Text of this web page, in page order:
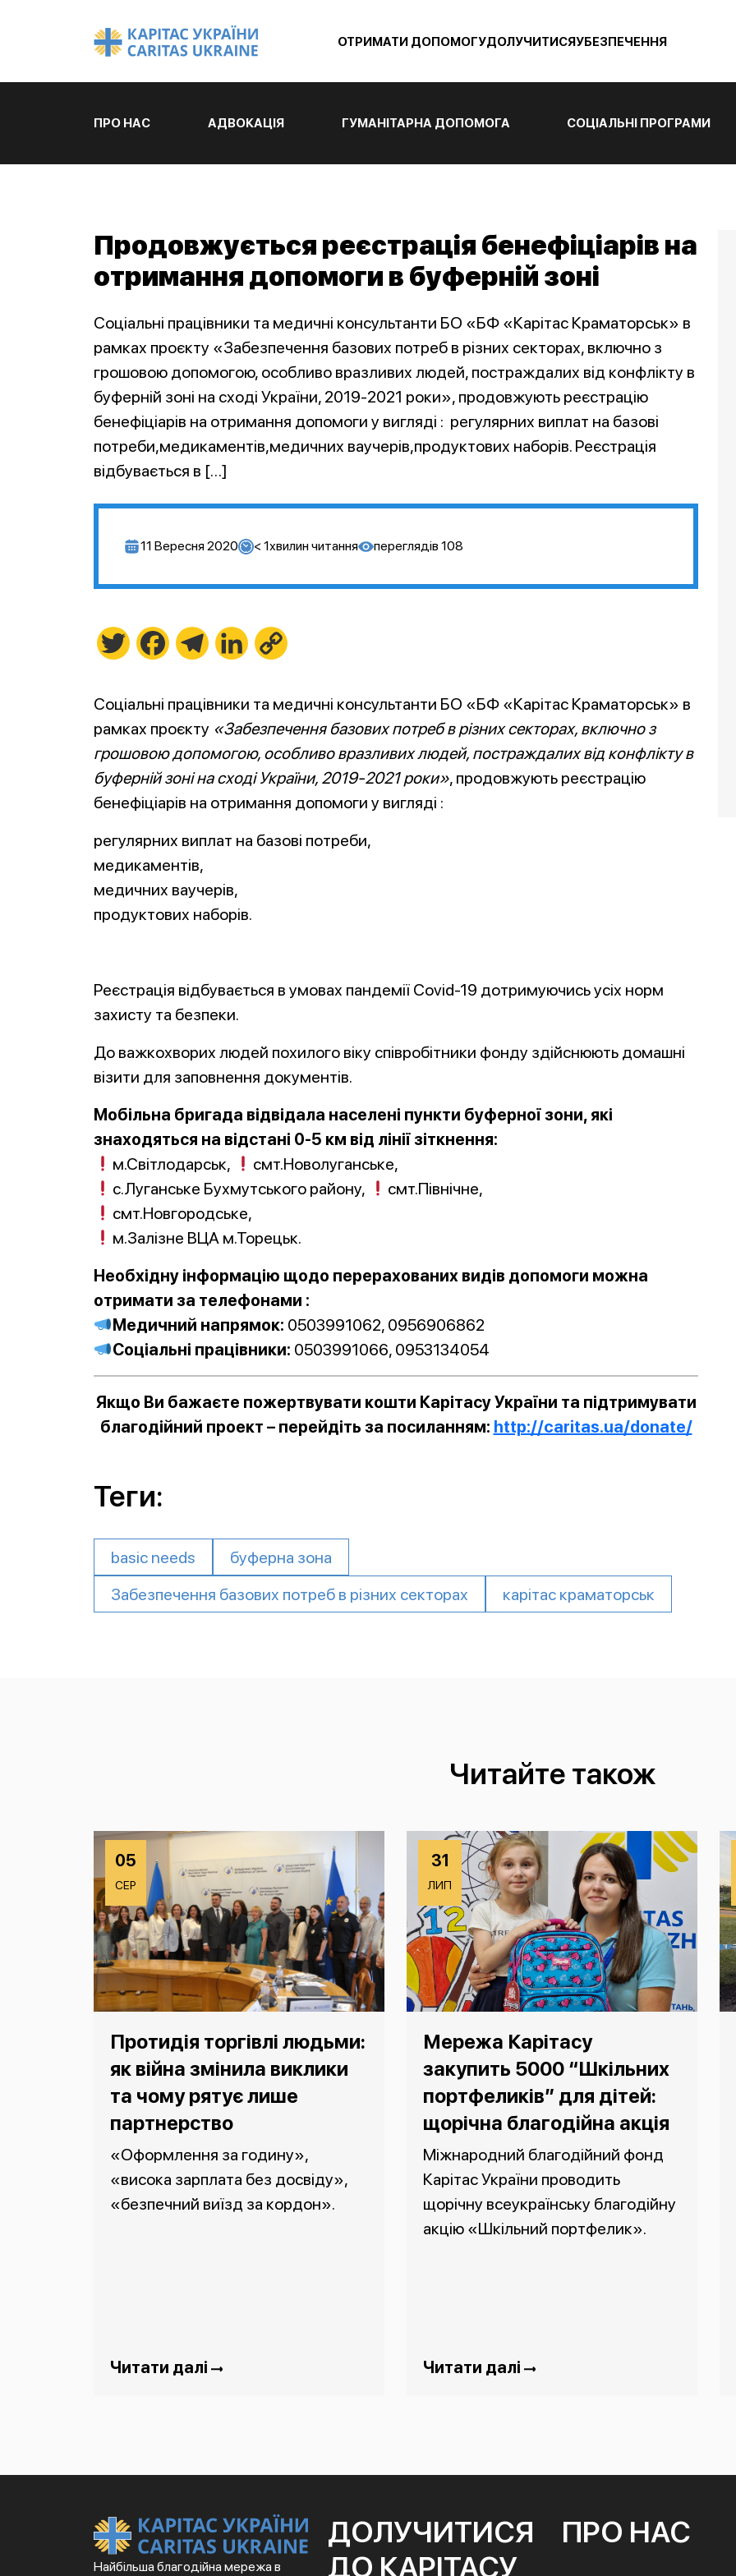
ОТРИМАТИ ДОПОМОГУДОЛУЧИТИСЯУБЕЗПЕЧЕННЯ
ПРО НАС АДВОКАЦІЯ ГУМАНІТАРНА ДОПОМОГА СОЦІАЛЬНІ ПРОГРАМИ
Продовжується реєстрація бенефіціарів на
отримання допомоги в буферній зоні
Соціальні працівники та медичні консультанти БО «БФ «Карітас Краматорськ» в
рамках проєкту «Забезпечення базових потреб в різних секторах, включно з
грошовою допомогою, особливо вразливих людей, постраждалих від конфлікту в
буферній зоні на сході України, 2019-2021 роки», продовжують реєстрацію
бенефіціарів на отримання допомоги у вигляді : регулярних виплат на базові
потреби,медикаментів,медичних ваучерів,продуктових наборів. Реєстрація
відбувається в […]
11 Вересня 2020 < 1хвилин читання переглядів 108
Twitter FacebookTelegramLinkedIn
Соціальні працівники та медичні консультанти БО «БФ «Карітас Краматорськ» в
рамках проєкту «Забезпечення базових потреб в різних секторах, включно з
грошовою допомогою, особливо вразливих людей, постраждалих від конфлікту в
буферній зоні на сході України, 2019-2021 роки», продовжують реєстрацію
бенефіціарів на отримання допомоги у вигляді :
регулярних виплат на базові потреби,
медикаментів,
медичних ваучерів,
продуктових наборів.
Реєстрація відбувається в умовах пандемії Covid-19 дотримуючись усіх норм
захисту та безпеки.
До важкохворих людей похилого віку співробітники фонду здійснюють домашні
візити для заповнення документів.
Мобільна бригада відвідала населені пункти буферної зони, які
знаходяться на відстані 0-5 км від лінії зіткнення:
м.Світлодарськ,
смт.Новолуганське,
с.Луганське Бухмутського району,
смт.Північне,
смт.Новгородське,
м.Залізне ВЦА м.Торецьк.
Необхідну інформацію щодо перерахованих видів допомоги можна
отримати за телефонами :
Медичний напрямок: 0503991062, 0956906862
Соціальні працівники: 0503991066, 0953134054
Якщо Ви бажаєте пожертвувати кошти Карітасу України та підтримувати
благодійний проект – перейдіть за посиланням: http://caritas.ua/donate/
Теги:
basic needs
буферна зона
Забезпечення базових потреб в різних секторах
карітас краматорськ
Читайте також
05
СЕР
Протидія торгівлі людьми:
як війна змінила виклики
та чому рятує лише
партнерство
«Оформлення за годину»,
«висока зарплата без досвіду»,
«безпечний виїзд за кордон».
Читати далі
31
ЛИП
Мережа Карітасу
закупить 5000 “Шкільних
портфеликів” для дітей:
щорічна благодійна акція
Міжнародний благодійний фонд
Карітас України проводить
щорічну всеукраїнську благодійну
акцію «Шкільний портфелик».
Читати далі
Найбільша благодійна мережа в
ДОЛУЧИТИСЯ
ДО КАРІТАСУ
ПРО НАС